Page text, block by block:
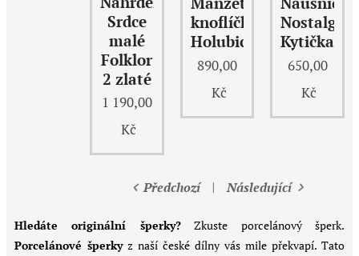
Srdce
malé
Folklor
2 zlaté
1 190,00
Kč
knoflíčky
Holubice
890,00
Kč
Nostalgie
Kytička
650,00
Kč
Předchozí Následující
Hledáte originální šperky?Zkuste porcelánový šperk.
Porcelánové šperkyz naší české dílny vás mile překvapí. Tato